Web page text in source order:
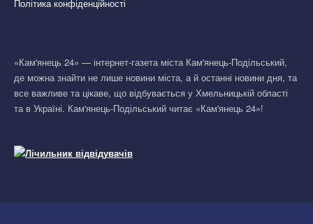
Політика конфіденційності
«Кам'янець 24» — інтернет-газета міста Кам'янець-Подільський,
де можна знайти не лише новини міста, а й останні новини дня, та
все важливе та цікаве, що відбувається у Хмельницькій області
та в Україні. Кам'янець-Подільський читає «Кам'янець 24»!